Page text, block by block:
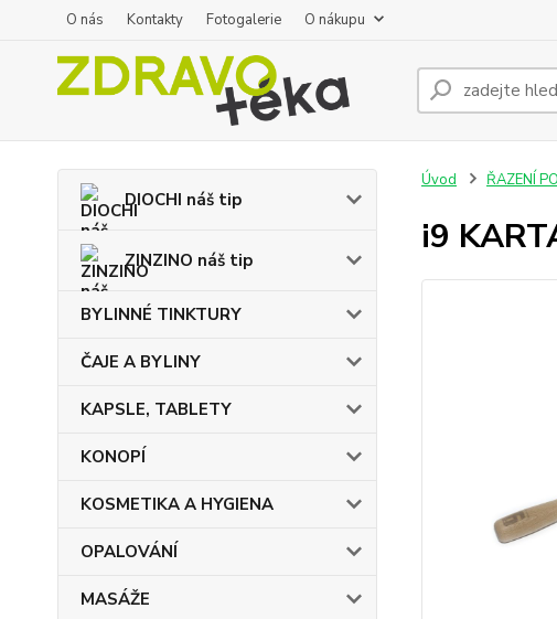
O nás Kontakty Fotogalerie O nákupu
DIOCHI náš tip
ZINZINO náš tip
BYLINNÉ TINKTURY
ČAJE A BYLINY
KAPSLE, TABLETY
KONOPÍ
KOSMETIKA A HYGIENA
OPALOVÁNÍ
MASÁŽE
Úvod ŘAZENÍ
i9